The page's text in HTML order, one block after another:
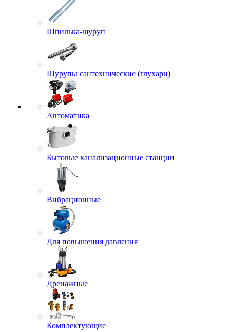
Шпилька-шуруп
Шурупы сантехнические (глухари)
Автоматика
Бытовые канализационные станции
Вибрационные
Для повышения давления
Дренажные
Комплектующие